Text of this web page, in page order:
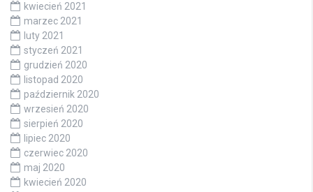
kwiecień 2021
marzec 2021
luty 2021
styczeń 2021
grudzień 2020
listopad 2020
październik 2020
wrzesień 2020
sierpień 2020
lipiec 2020
czerwiec 2020
maj 2020
kwiecień 2020